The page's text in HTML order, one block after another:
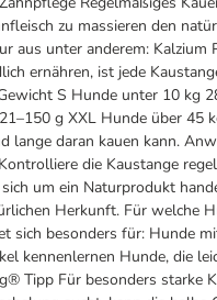
zu massieren den
aus unter anderem:
ernähren, ist jede
S Hunde unter 10 kg
g XXL Hunde über 45
lange daran kauen kann.
die Kaustange
um ein Naturprodukt
Herkunft. Für welche
sich besonders für: Hunde
kennenlernen Hunde, die
Tipp Für besonders starke